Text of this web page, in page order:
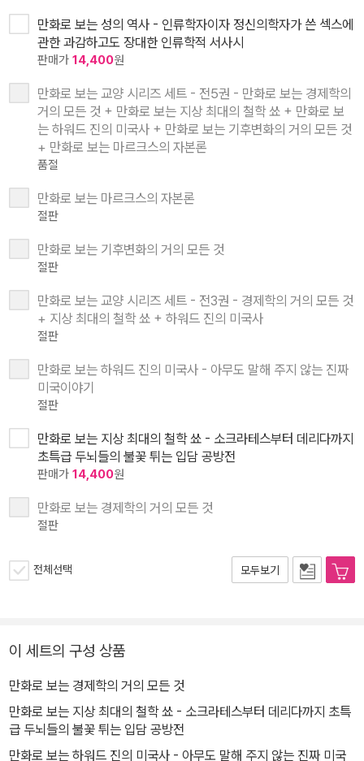
만화로 보는 성의 역사 - 인류학자이자 정신의학자가 쓴 섹스에
관한 과감하고도 장대한 인류학적 서사시
판매가 14,400원
만화로 보는 교양 시리즈 세트 - 전5권 - 만화로 보는 경제학의
거의 모든 것 + 만화로 보는 지상 최대의 철학 쑈 + 만화로 보
는 하워드 진의 미국사 + 만화로 보는 기후변화의 거의 모든 것
+ 만화로 보는 마르크스의 자본론
품절
만화로 보는 마르크스의 자본론
절판
만화로 보는 기후변화의 거의 모든 것
절판
만화로 보는 교양 시리즈 세트 - 전3권 - 경제학의 거의 모든 것
+ 지상 최대의 철학 쑈 + 하워드 진의 미국사
절판
만화로 보는 하워드 진의 미국사 - 아무도 말해 주지 않는 진짜
미국이야기
절판
만화로 보는 지상 최대의 철학 쑈 - 소크라테스부터 데리다까지
초특급 두뇌들의 불꽃 튀는 입담 공방전
판매가 14,400원
만화로 보는 경제학의 거의 모든 것
절판
전체선택 모두보기
이 세트의 구성 상품
만화로 보는 경제학의 거의 모든 것
만화로 보는 지상 최대의 철학 쑈 - 소크라테스부터 데리다까지 초특
급 두뇌들의 불꽃 튀는 입담 공방전
만화로 보는 하워드 진의 미국사 - 아무도 말해 주지 않는 진짜 미국